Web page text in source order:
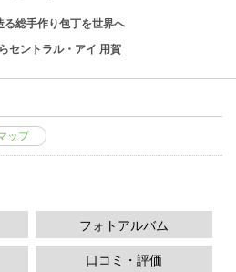
る総手作り包丁を世界へ
セントラル・アイ 用賀
ップ
フォトアルバム
口コミ・評価